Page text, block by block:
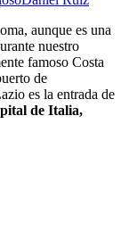
aunque es una
nuestro
famoso Costa
de
es la entrada de
de Italia,